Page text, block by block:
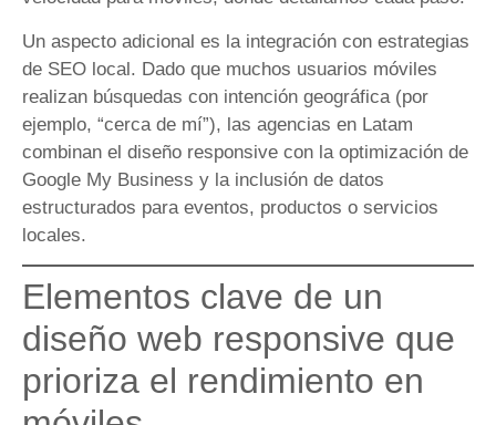
Un aspecto adicional es la integración con estrategias
de SEO local. Dado que muchos usuarios móviles
realizan búsquedas con intención geográfica (por
ejemplo, “cerca de mí”), las agencias en Latam
combinan el diseño responsive con la optimización de
Google My Business y la inclusión de datos
estructurados para eventos, productos o servicios
locales.
Elementos clave de un
diseño web responsive que
prioriza el rendimiento en